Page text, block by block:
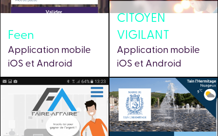
Feen
Application mobile
iOS et Android
CITOYEN
VIGILANT
Application mobile
iOS et Android